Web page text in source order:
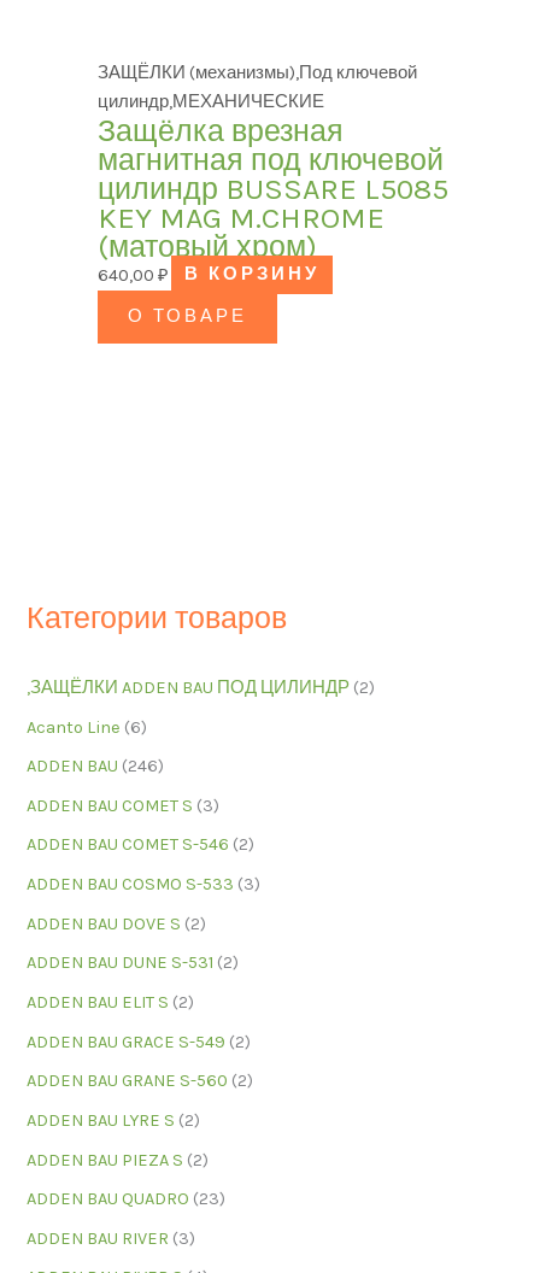
Категории товаров
,ЗАЩЁЛКИ ADDEN BAU ПОД ЦИЛИНДР (2)
Acanto Line (6)
ADDEN BAU (246)
ADDEN BAU COMET S (3)
ADDEN BAU COMET S-546 (2)
ADDEN BAU COSMO S-533 (3)
ADDEN BAU DOVE S (2)
ADDEN BAU DUNE S-531 (2)
ADDEN BAU ELIT S (2)
ADDEN BAU GRACE S-549 (2)
ADDEN BAU GRANE S-560 (2)
ADDEN BAU LYRE S (2)
ADDEN BAU PIEZA S (2)
ADDEN BAU QUADRO (23)
ADDEN BAU RIVER (3)
ЗАЩЁЛКИ (механизмы),Под ключевой
цилиндр,МЕХАНИЧЕСКИЕ
Защёлка врезная
магнитная под ключевой
цилиндр BUSSARE L5085
KEY MAG M.CHROME
(матовый хром)
640,00 ₽
В КОРЗИНУ
О ТОВАРЕ